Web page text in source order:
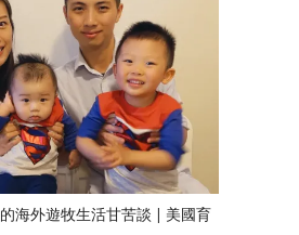
海外遊牧生活甘苦談 | 美國育